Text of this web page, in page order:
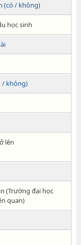
(có / không)
học sinh
/ không)
lên
(Trường đại học
quan)